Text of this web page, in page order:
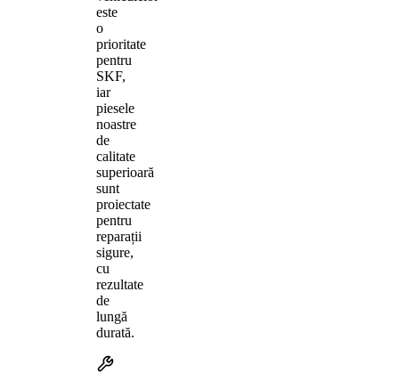
este
o
prioritate
pentru
SKF,
iar
piesele
noastre
de
calitate
superioară
sunt
proiectate
pentru
reparații
sigure,
cu
rezultate
de
lungă
durată.